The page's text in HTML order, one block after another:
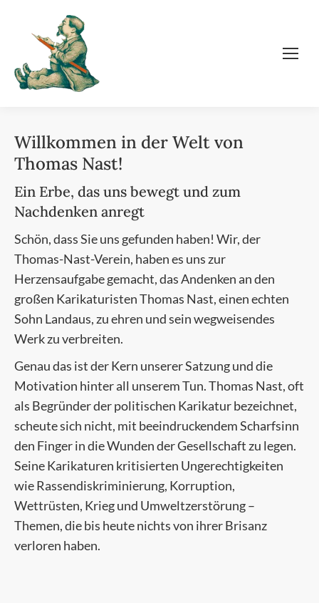
Willkommen in der Welt von
Thomas Nast!
Ein Erbe, das uns bewegt und zum
Nachdenken anregt
Schön, dass Sie uns gefunden haben! Wir, der
Thomas-Nast-Verein, haben es uns zur
Herzensaufgabe gemacht, das Andenken an den
großen Karikaturisten Thomas Nast, einen echten
Sohn Landaus, zu ehren und sein wegweisendes
Werk zu verbreiten.
Genau das ist der Kern unserer Satzung und die
Motivation hinter all unserem Tun. Thomas Nast, oft
als Begründer der politischen Karikatur bezeichnet,
scheute sich nicht, mit beeindruckendem Scharfsinn
den Finger in die Wunden der Gesellschaft zu legen.
Seine Karikaturen kritisierten Ungerechtigkeiten
wie Rassendiskriminierung, Korruption,
Wettrüsten, Krieg und Umweltzerstörung –
Themen, die bis heute nichts von ihrer Brisanz
verloren haben.